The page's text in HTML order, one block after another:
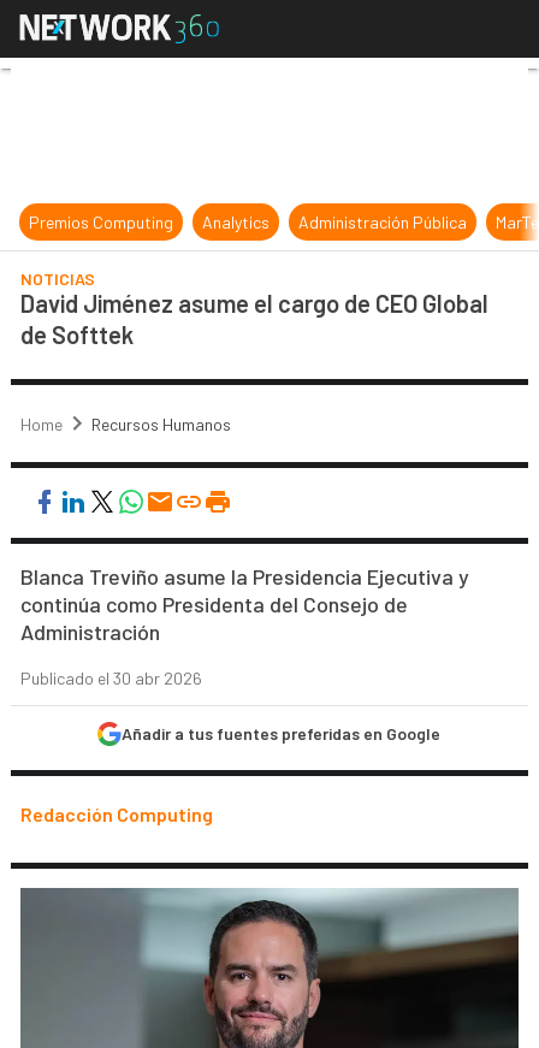
David Jiménez asume el cargo de
Premios Computing Analytics Administración Pública
NOTICIAS
David Jiménez asume el cargo de CEO Global
de Softtek
Home Recursos Humanos
Blanca Treviño asume la Presidencia Ejecutiva y
continúa como Presidenta del Consejo de
Administración
Publicado el 30 abr 2026
Añadir a tus fuentes preferidas en Google
Redacción Computing